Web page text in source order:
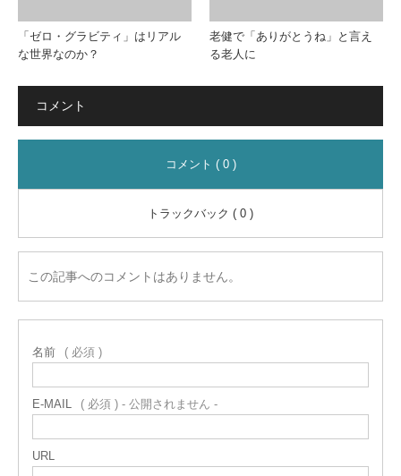
「ゼロ・グラビティ」はリアル
な世界なのか？
老健で「ありがとうね」と言え
る老人に
コメント
コメント ( 0 )
トラックバック ( 0 )
この記事へのコメントはありません。
名前 ( 必須 )
E-MAIL ( 必須 ) - 公開されません -
URL